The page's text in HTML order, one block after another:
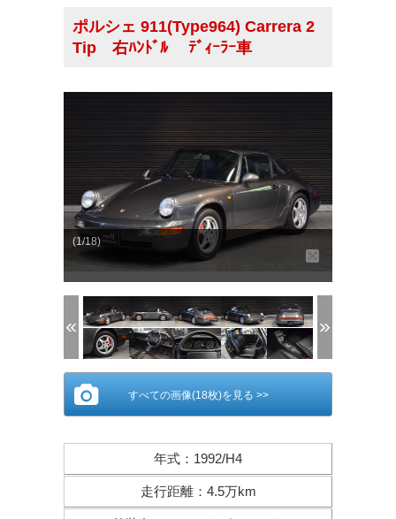
ポルシェ 911(Type964) Carrera 2
Tip 右ﾊﾝﾄﾞﾙ ﾃﾞｨｰﾗｰ車
(1/18)
すべての画像(18枚)を見る >>
年式 ： 1992/H4
走行距離： 4.5万km